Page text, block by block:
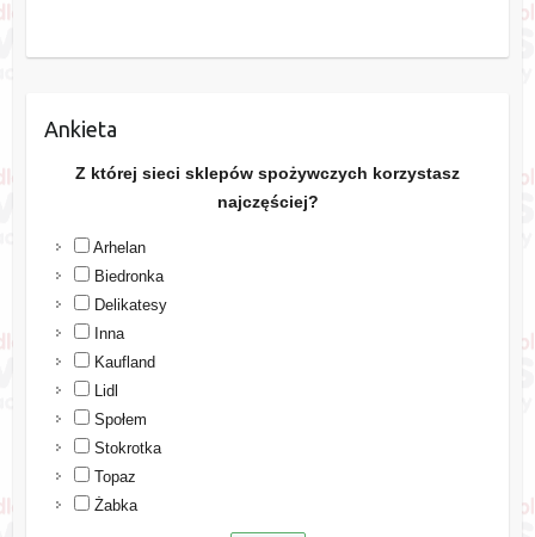
Ankieta
Z której sieci sklepów spożywczych korzystasz
najczęściej?
Arhelan
Biedronka
Delikatesy
Inna
Kaufland
Lidl
Społem
Stokrotka
Topaz
Żabka